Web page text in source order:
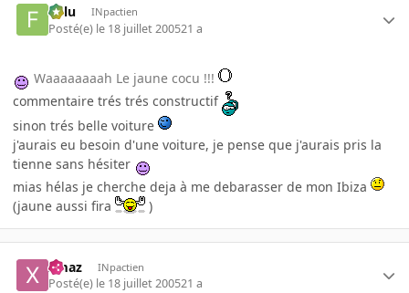
Fulu INpactien
Posté(e) le 18 juillet 200521 a
Waaaaaaaah Le jaune cocu !!!
commentaire trés trés constructif
sinon trés belle voiture
j'aurais eu besoin d'une voiture, je pense que j'aurais pris la
tienne sans hésiter
mias hélas je cherche deja à me debarasser de mon Ibiza
(jaune aussi fira
)
xmaz INpactien
Posté(e) le 18 juillet 200521 a